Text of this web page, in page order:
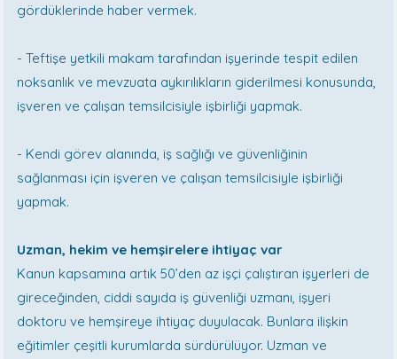
gördüklerinde haber vermek.
- Teftişe yetkili makam tarafından işyerinde tespit edilen
noksanlık ve mevzuata aykırılıkların giderilmesi konusunda,
işveren ve çalışan temsil­cisiyle işbirliği yapmak.
- Kendi görev alanında, iş sağlığı ve güvenliğinin
sağlanması için işve­ren ve çalışan temsilcisiyle işbirliği
yapmak.
Uzman, hekim ve hemşirelere ihtiyaç var
Kanun kapsamına artık 50’den az işçi çalıştıran işyerleri de
gireceğinden, ciddi sayıda iş güvenliği uzmanı, işyeri
doktoru ve hemşireye ihtiyaç duyulacak. Bunlara ilişkin
eğitimler çeşitli kurumlarda sürdürülüyor. Uzman ve